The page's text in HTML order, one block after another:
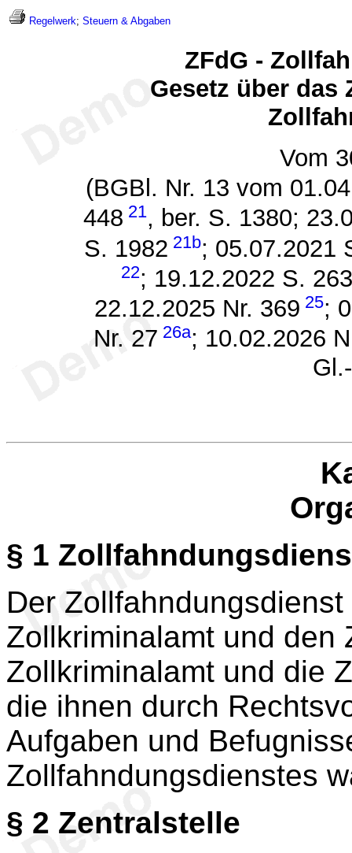
Regelwerk; Steuern & Abgaben
ZFdG -
Gesetz über
Vom
(BGBl. Nr. 13 vom
448 21, ber. S. 1380;
S. 1982 21b; 05.07.2021
22; 19.12.2022 S.
22.12.2025 Nr. 369 25;
Nr. 27 26a; 10.02.2026
§ 1
Der
Zollkriminalamt und den
Zollkriminalamt und die
die ihnen durch
Aufgaben und
Zollfahndungsdienstes
§ 2 Zentralstelle